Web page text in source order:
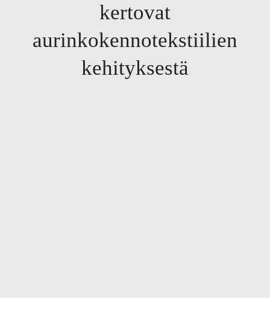
kertovat
aurinkokennotekstiilien
kehityksestä